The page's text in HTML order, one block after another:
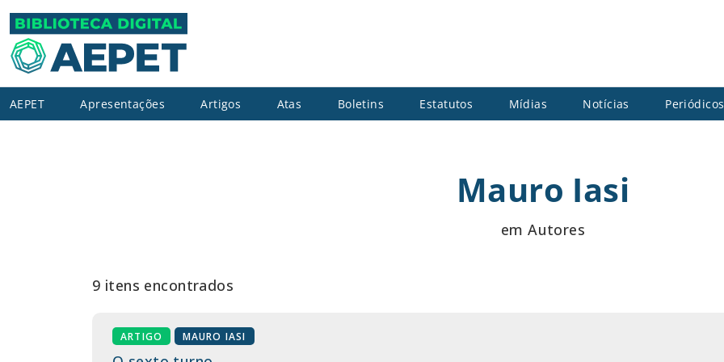
AEPET Apresentações Artigos Atas Boletins Estatutos Mídias Notícias Periódicos
Mauro Iasi
em Autores
9 itens encontrados
ARTIGO MAURO IASI